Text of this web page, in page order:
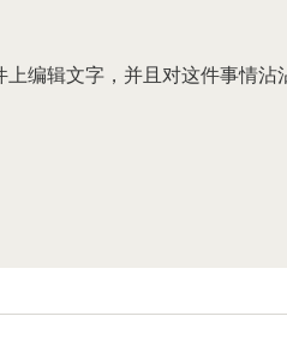
编辑文字，并且对这件事情